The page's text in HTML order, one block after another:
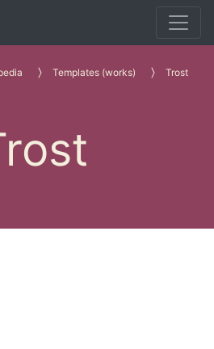
Templates (works) Trost